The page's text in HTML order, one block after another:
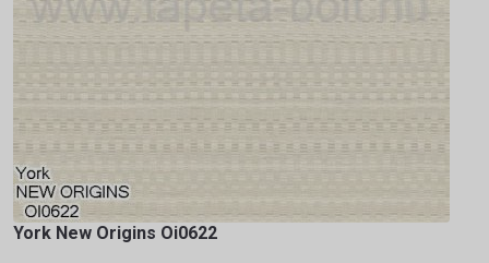
York New Origins Oi0622